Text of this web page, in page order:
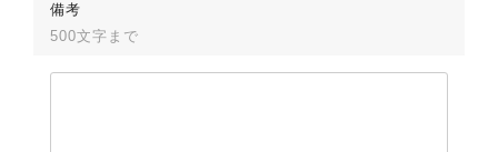
備考
500文字まで